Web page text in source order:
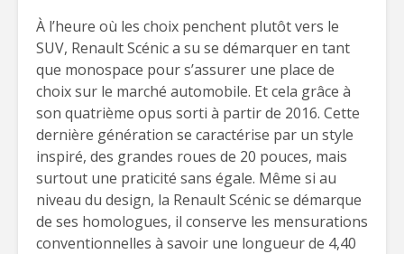
À l’heure où les choix penchent plutôt vers le
SUV, Renault Scénic a su se démarquer en tant
que monospace pour s’assurer une place de
choix sur le marché automobile. Et cela grâce à
son quatrième opus sorti à partir de 2016. Cette
dernière génération se caractérise par un style
inspiré, des grandes roues de 20 pouces, mais
surtout une praticité sans égale. Même si au
niveau du design, la Renault Scénic se démarque
de ses homologues, il conserve les mensurations
conventionnelles à savoir une longueur de 4,40